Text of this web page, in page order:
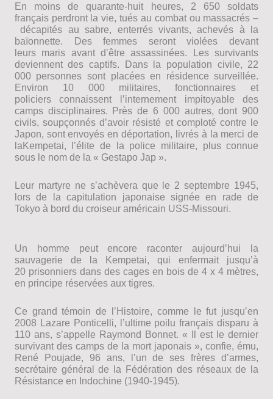
En moins de quarante-huit heures, 2 650 soldats
français perdront la vie, tués au combat ou massacrés –
décapités au sabre, enterrés vivants, achevés à la
baïonnette. Des femmes seront violées devant
leurs maris avant dʼêtre assassinées. Les survivants
deviennent des captifs. Dans la population civile, 22
000 personnes sont placées en résidence surveillée.
Environ 10 000 militaires, fonctionnaires et
policiers connaissent lʼinternement impitoyable des
camps disciplinaires. Près de 6 000 autres, dont 900
civils, soupçonnés dʼavoir résisté et comploté contre le
Japon, sont envoyés en déportation, livrés à la merci de
laKempetai, lʼélite de la police militaire, plus connue
sous le nom de la « Gestapo Jap ».
Leur martyre ne sʼachèvera que le 2 septembre 1945,
lors de la capitulation japonaise signée en rade de
Tokyo à bord du croiseur américain USS-Missouri.
Un homme peut encore raconter aujourdʼhui la
sauvagerie de la Kempetai, qui enfermait jusquʼà
20 prisonniers dans des cages en bois de 4 x 4 mètres,
en principe réservées aux tigres.
Ce grand témoin de lʼHistoire, comme le fut jusquʼen
2008 Lazare Ponticelli, lʼultime poilu français disparu à
110 ans, sʼappelle Raymond Bonnet. « Il est le dernier
survivant des camps de la mort japonais », confie, ému,
René Poujade, 96 ans, lʼun de ses frères dʼarmes,
secrétaire général de la Fédération des réseaux de la
Résistance en Indochine (1940-1945).